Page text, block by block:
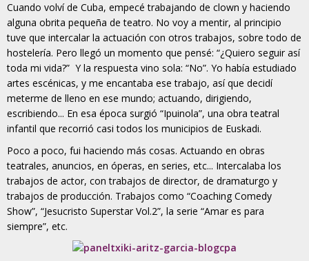
Cuando volví de Cuba, empecé trabajando de clown y haciendo
alguna obrita pequeña de teatro. No voy a mentir, al principio
tuve que intercalar la actuación con otros trabajos, sobre todo de
hostelería. Pero llegó un momento que pensé: “¿Quiero seguir así
toda mi vida?” Y la respuesta vino sola: “No”. Yo había estudiado
artes escénicas, y me encantaba ese trabajo, así que decidí
meterme de lleno en ese mundo; actuando, dirigiendo,
escribiendo... En esa época surgió “Ipuinola”, una obra teatral
infantil que recorrió casi todos los municipios de Euskadi.
Poco a poco, fui haciendo más cosas. Actuando en obras
teatrales, anuncios, en óperas, en series, etc... Intercalaba los
trabajos de actor, con trabajos de director, de dramaturgo y
trabajos de producción. Trabajos como “Coaching Comedy
Show”, “Jesucristo Superstar Vol.2”, la serie “Amar es para
siempre”, etc.